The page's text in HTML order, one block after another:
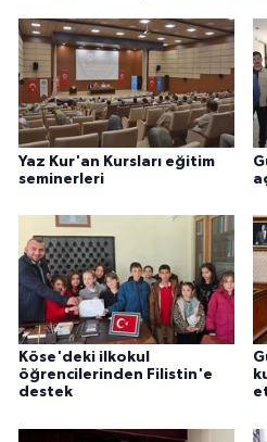
Yaz Kur'an Kursları eğitim
seminerleri
Köse'deki ilkokul
öğrencilerinden Filistin'e
destek
Mersin Müftülüğü
Muğla Müftülüğü
Muş Müftülüğü
Nevşehir Müftülüğü
Niğde Müftülüğü
Ordu Müftülüğü
Osmaniye Müftülüğü